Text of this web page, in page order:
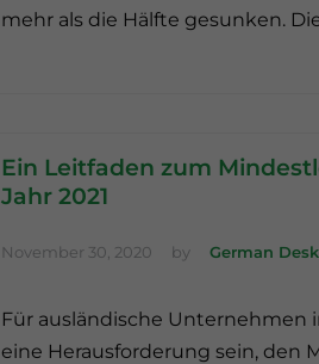
mehr als die Hälfte gesunken.
Ein Leitfaden zum
Jahr 2021
November 30, 2020 by German Desk
Für ausländische Unternehmen
eine Herausforderung sein, den